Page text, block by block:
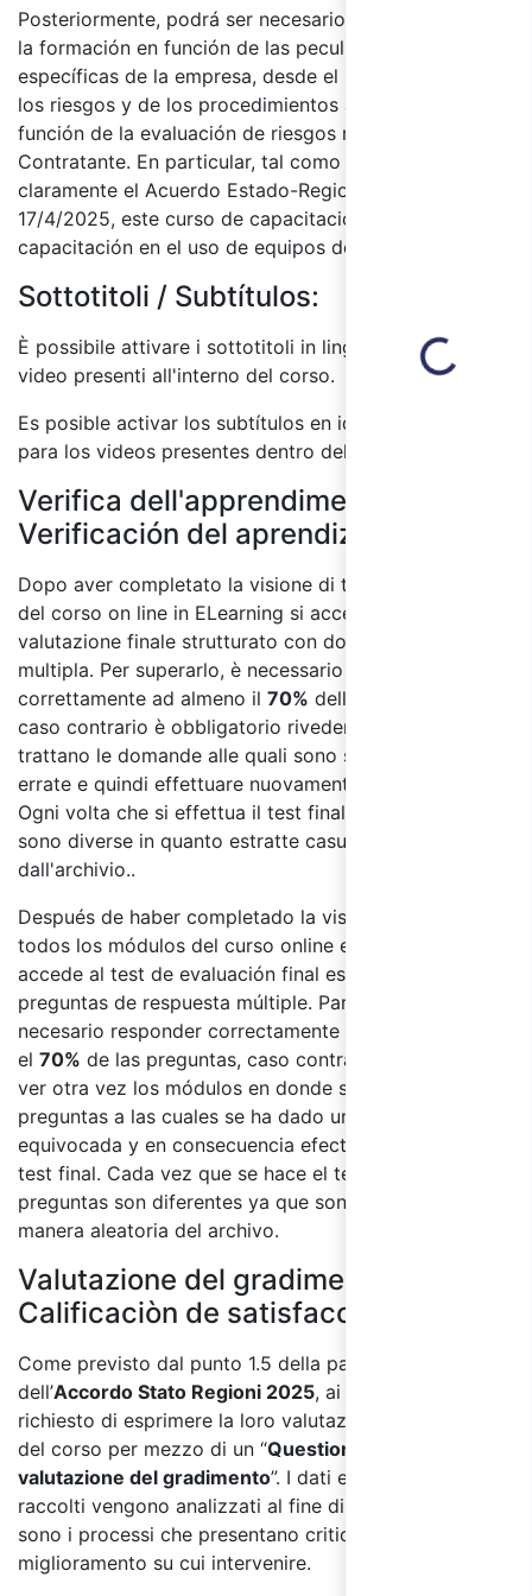
Posteriormente, podrá ser necesario integrar y ampliar
la formación en función de las peculiaridades
específicas de la empresa, desde el punto de vista de
los riesgos y de los procedimientos aplicados, en
función de la evaluación de riesgos realizada por el
Contratante. En particular, tal como lo especifica
claramente el Acuerdo Estado-Regiones del
17/4/2025, este curso de capacitación no incluye
capacitación en el uso de equipos de trabajo y/o EPP.
Sottotitoli / Subtítulos:
È possibile attivare i sottotitoli in lingua spagnolo per i
video presenti all'interno del corso.
Es posible activar los subtítulos en idioma español
para los videos presentes dentro del curso.
Verifica dell'apprendimento /
Verificación del aprendizaje:
Dopo aver completato la visione di tutti i moduli
del corso on line in ELearning si accede al test di
valutazione finale strutturato con domande a risposta
multipla. Per superarlo, è necessario rispondere
correttamente ad almeno il 70% delle domande, in
caso contrario è obbligatorio rivedere i moduli in cui si
trattano le domande alle quali sono state date risposte
errate e quindi effettuare nuovamente il test finale.
Ogni volta che si effettua il test finale le domande
sono diverse in quanto estratte casualmente
dall'archivio..
Después de haber completado la visualización de
todos los módulos del curso online en E-learning se
accede al test de evaluación final estructurado con
preguntas de respuesta múltiple. Para superarlo es
necesario responder correctamente al menos
el 70% de las preguntas, caso contrario es obligatorio
ver otra vez los módulos en donde se tratan las
preguntas a las cuales se ha dado una respuesta
equivocada y en consecuencia efectuar nuevamente el
test final. Cada vez que se hace el test final las
preguntas son diferentes ya que son tomadas de
manera aleatoria del archivo.
Valutazione del gradimento /
Calificaciòn de satisfacciòn:
Come previsto dal punto 1.5 della parte IV
dell’Accordo Stato Regioni 2025, ai partecipanti sarà
richiesto di esprimere la loro valutazione sulla qualità
del corso per mezzo di un “Questionario di
valutazione del gradimento”. I dati e le informazioni
raccolti vengono analizzati al fine di individuare quali
sono i processi che presentano criticità e le aree di
miglioramento su cui intervenire.
Loading...